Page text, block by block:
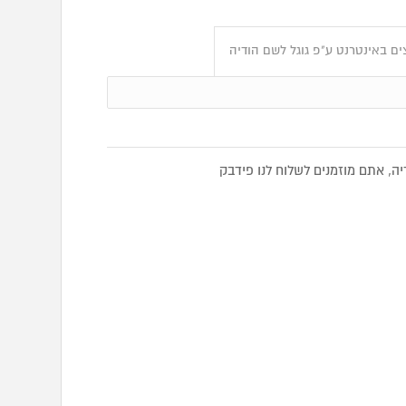
באינטרנט ע"פ גוגל לשם הודיה
אתם מוזמנים לשלוח לנו פידבק